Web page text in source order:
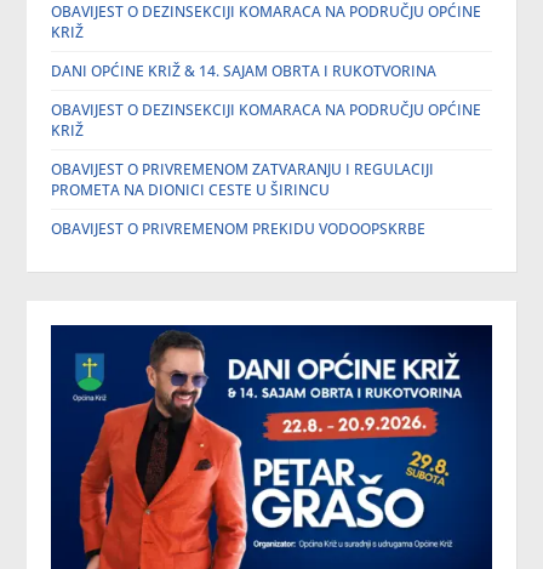
OBAVIJEST O DEZINSEKCIJI KOMARACA NA PODRUČJU OPĆINE
KRIŽ
DANI OPĆINE KRIŽ & 14. SAJAM OBRTA I RUKOTVORINA
OBAVIJEST O DEZINSEKCIJI KOMARACA NA PODRUČJU OPĆINE
KRIŽ
OBAVIJEST O PRIVREMENOM ZATVARANJU I REGULACIJI
PROMETA NA DIONICI CESTE U ŠIRINCU
OBAVIJEST O PRIVREMENOM PREKIDU VODOOPSKRBE